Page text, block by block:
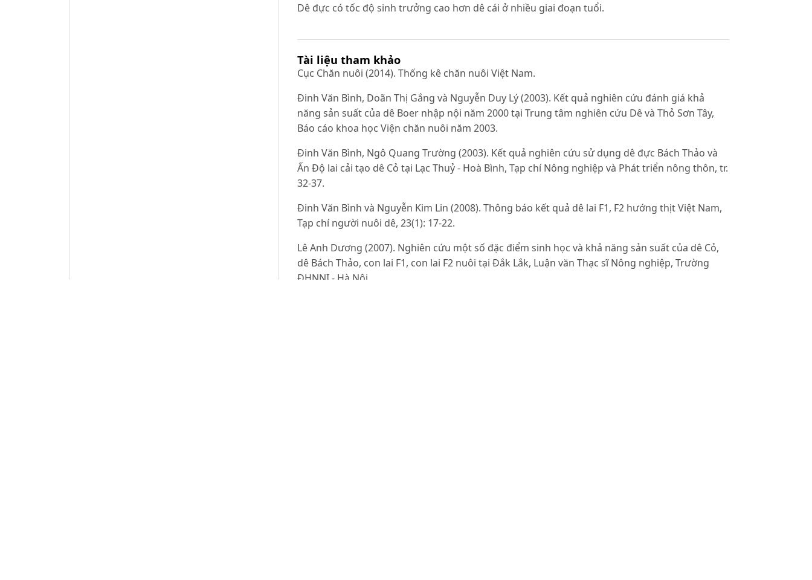
Dê đực có tốc độ sinh trưởng cao hơn dê cái ở nhiều giai đoạn tuổi.
Tài liệu tham khảo
Cục Chăn nuôi (2014). Thống kê chăn nuôi Việt Nam.
Đinh Văn Bình, Doãn Thị Gắng và Nguyễn Duy Lý (2003). Kết quả nghiên cứu đánh giá khả
năng sản suất của dê Boer nhập nội năm 2000 tại Trung tâm nghiên cứu Dê và Thỏ Sơn Tây,
Báo cáo khoa học Viện chăn nuôi năm 2003.
Đinh Văn Bình, Ngô Quang Trường (2003). Kết quả nghiên cứu sử dụng dê đực Bách Thảo và
Ấn Độ lai cải tạo dê Cỏ tại Lạc Thuỷ - Hoà Bình, Tạp chí Nông nghiệp và Phát triển nông thôn, tr.
32-37.
Đinh Văn Bình và Nguyễn Kim Lin (2008). Thông báo kết quả dê lai F1, F2 hướng thịt Việt Nam,
Tạp chí người nuôi dê, 23(1): 17-22.
Lê Anh Dương (2007). Nghiên cứu một số đặc điểm sinh học và khả năng sản suất của dê Cỏ,
dê Bách Thảo, con lai F1, con lai F2 nuôi tại Đắk Lắk, Luận văn Thạc sĩ Nông nghiệp, Trường
ĐHNNI - Hà Nội.